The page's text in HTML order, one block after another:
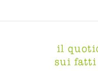
l’Unità Certaldo